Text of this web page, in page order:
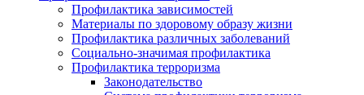
Профилактика зависимостей
Материалы по здоровому образу жизни
Профилактика различных заболеваний
Социально-значимая профилактика
Профилактика терроризма
Законодательство